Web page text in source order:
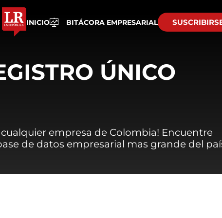
INICIO BITÁCORA EMPRESARIAL
ÚNICO
empresa de Colombia! Encuentre
de datos empresarial mas grande del